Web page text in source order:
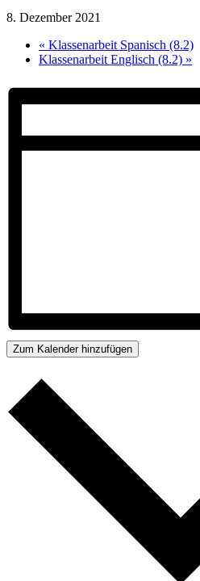
8. Dezember 2021
« Klassenarbeit Spanisch (8.2)
Klassenarbeit Englisch (8.2) »
Zum Kalender hinzufügen